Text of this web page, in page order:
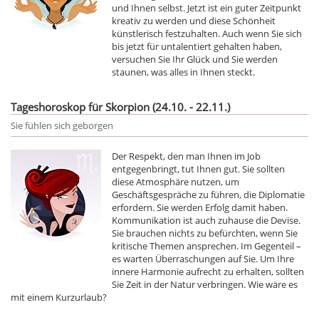
und Ihnen selbst. Jetzt ist ein guter Zeitpunkt
kreativ zu werden und diese Schönheit
künstlerisch festzuhalten. Auch wenn Sie sich
bis jetzt für untalentiert gehalten haben,
versuchen Sie Ihr Glück und Sie werden
staunen, was alles in Ihnen steckt.
Tageshoroskop für Skorpion (24.10. - 22.11.)
Sie fühlen sich geborgen
Der Respekt, den man Ihnen im Job
entgegenbringt, tut Ihnen gut. Sie sollten
diese Atmosphäre nutzen, um
Geschäftsgespräche zu führen, die Diplomatie
erfordern. Sie werden Erfolg damit haben.
Kommunikation ist auch zuhause die Devise.
Sie brauchen nichts zu befürchten, wenn Sie
kritische Themen ansprechen. Im Gegenteil –
es warten Überraschungen auf Sie. Um Ihre
innere Harmonie aufrecht zu erhalten, sollten
Sie Zeit in der Natur verbringen. Wie wäre es
mit einem Kurzurlaub?